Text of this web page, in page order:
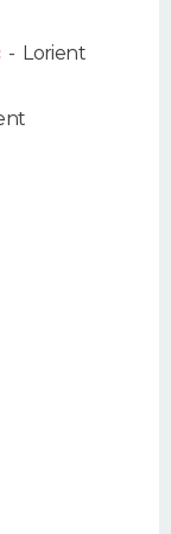
- Lorient